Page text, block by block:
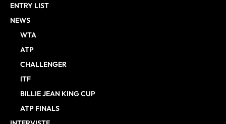
ENTRY LIST
NEWS
WTA
ATP
CHALLENGER
ITF
BILLIE JEAN KING CUP
ATP FINALS